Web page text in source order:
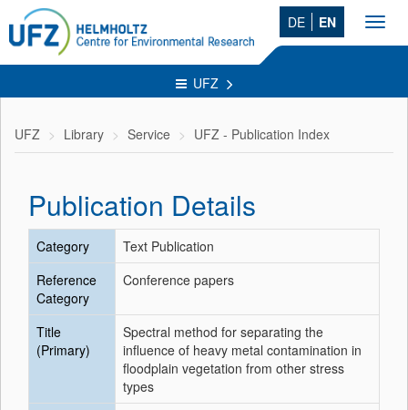
DE EN
UFZ
UFZ Library Service UFZ - Publication Index
Publication Details
Category
Text Publication
Reference
Category
Conference papers
Title
(Primary)
Spectral method for separating the
influence of heavy metal contamination in
floodplain vegetation from other stress
types